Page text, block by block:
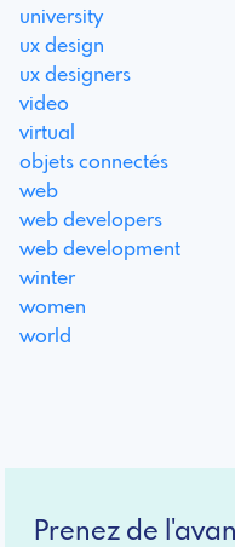
university
ux design
ux designers
video
virtual
objets connectés
web
web developers
web development
winter
women
world
Prenez de